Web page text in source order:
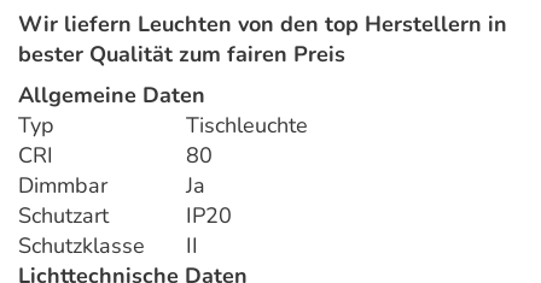
Wir liefern Leuchten von den top Herstellern in
bester Qualität zum fairen Preis
Allgemeine Daten
Typ
Tischleuchte
CRI
80
Dimmbar
Ja
Schutzart
IP20
Schutzklasse
II
Lichttechnische Daten